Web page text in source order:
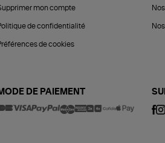
mon compte
de confidentialité
de cookies
DE PAIEMENT